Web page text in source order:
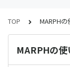
TOP MARPH
MARPHの